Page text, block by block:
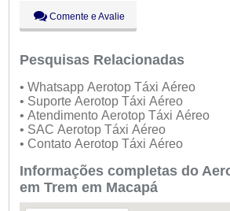
Comente e Avalie
Pesquisas Relacionadas
• Whatsapp Aerotop Táxi Aéreo
• Suporte Aerotop Táxi Aéreo
• Atendimento Aerotop Táxi Aéreo
• SAC Aerotop Táxi Aéreo
• Contato Aerotop Táxi Aéreo
Informações completas do
em Trem em Macapá